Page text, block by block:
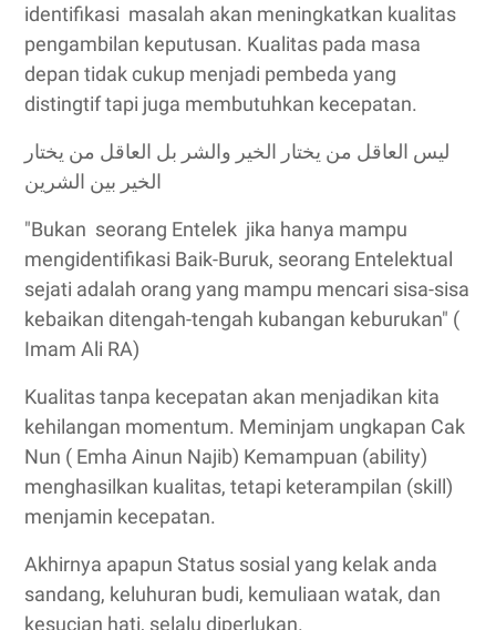
identifikasi masalah akan meningkatkan kualitas
pengambilan keputusan. Kualitas pada masa
depan tidak cukup menjadi pembeda yang
distingtif tapi juga membutuhkan kecepatan.
ليس العاقل من يختار الخير والشر بل العاقل من يختار
الخير بين الشرين
"Bukan seorang Entelek jika hanya mampu
mengidentifikasi Baik-Buruk, seorang Entelektual
sejati adalah orang yang mampu mencari sisa-sisa
kebaikan ditengah-tengah kubangan keburukan" (
Imam Ali RA)
Kualitas tanpa kecepatan akan menjadikan kita
kehilangan momentum. Meminjam ungkapan Cak
Nun ( Emha Ainun Najib) Kemampuan (ability)
menghasilkan kualitas, tetapi keterampilan (skill)
menjamin kecepatan.
Akhirnya apapun Status sosial yang kelak anda
sandang, keluhuran budi, kemuliaan watak, dan
kesucian hati, selalu diperlukan.